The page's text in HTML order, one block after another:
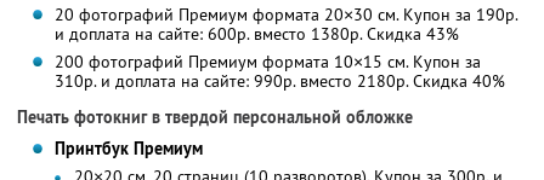
20 фотографий Премиум формата 20×30 см. Купон за 190р.
и доплата на сайте: 600р. вместо 1380р. Скидка 43%
200 фотографий Премиум формата 10×15 см. Купон за
310р. и доплата на сайте: 990р. вместо 2180р. Скидка 40%
Печать фотокниг в твердой персональной обложке
Принтбук Премиум